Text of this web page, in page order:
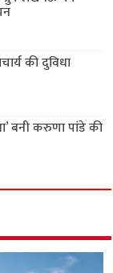
की दुविधा
बनी करुणा पांडे की